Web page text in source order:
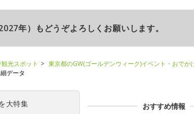
年）もどうぞよろしくお願いします。
光スポット
東京都のGW(ゴールデンウィーク)イベント・おでか
データ
大特集 おすすめ情報